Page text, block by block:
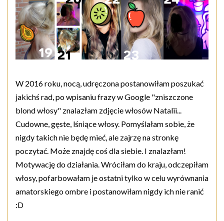
W 2016 roku, nocą, udręczona postanowiłam poszukać
jakichś rad, po wpisaniu frazy w Google "zniszczone
blond włosy" znalazłam zdjęcie włosów Natalii...
Cudowne, gęste, lśniące włosy. Pomyślałam sobie, że
nigdy takich nie będę mieć, ale zajrzę na stronkę
poczytać. Może znajdę coś dla siebie. I znalazłam!
Motywację do działania. Wróciłam do kraju, odczepiłam
włosy, pofarbowałam je ostatni tylko w celu wyrównania
amatorskiego ombre i postanowiłam nigdy ich nie ranić
:D